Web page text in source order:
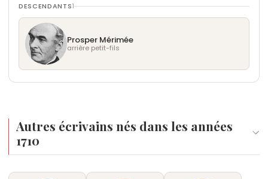
DESCENDANTS1
Prosper Mérimée
arrière petit-fils
Autres écrivains nés dans les années
1710